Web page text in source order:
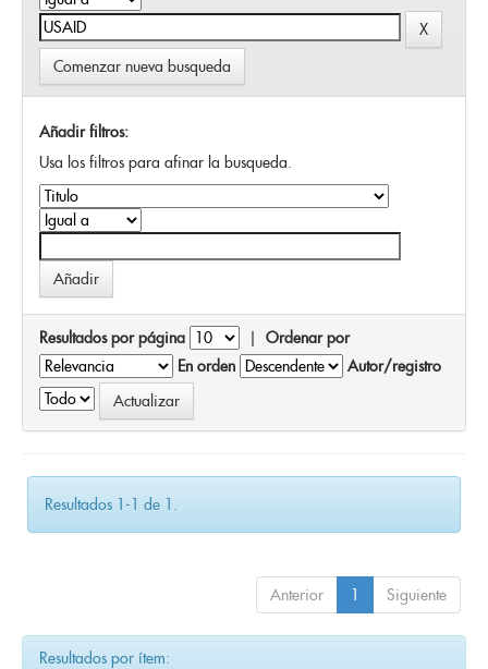
Comenzar nueva busqueda
Añadir filtros:
Usa los filtros para afinar la busqueda.
Resultados por página | Ordenar por
En orden
Autor/registro
Resultados 1-1 de 1.
Anterior 1 Siguiente
Resultados por ítem: